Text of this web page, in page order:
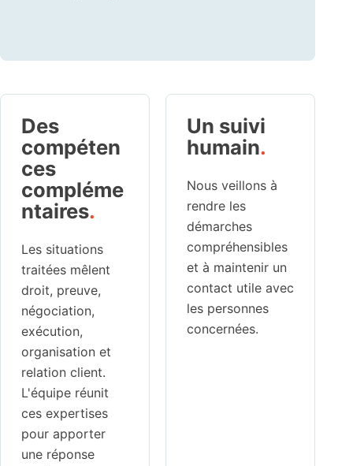
Des
compéten
ces
compléme
ntaires.
Les situations
traitées mêlent
droit, preuve,
négociation,
exécution,
organisation et
relation client.
L'équipe réunit
ces expertises
pour apporter
une réponse
Un suivi
humain.
Nous veillons à
rendre les
démarches
compréhensibles
et à maintenir un
contact utile avec
les personnes
concernées.